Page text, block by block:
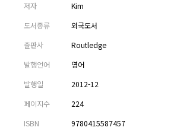
저자
Kim
도서종류
외국도서
출판사
Routledge
발행언어
영어
발행일
2012-12
페이지수
224
ISBN
9780415587457